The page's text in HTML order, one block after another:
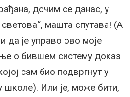
дочим се данас, у
машта спутава! (А
да је управо ово моје
о бившем систему доказ
сам био подвргнут у
школе). Или је, може бити,